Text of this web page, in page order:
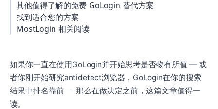
其他值得了解的免费 GoLogin 替代方案
找到适合您的方案
MostLogin 相关阅读
如果你一直在使用GoLogin并开始思考是否物有所值 — 或
者你刚开始研究antidetect浏览器，GoLogin在你的搜索
结果中排名靠前 — 那么在做决定之前，这篇文章值得一
读。